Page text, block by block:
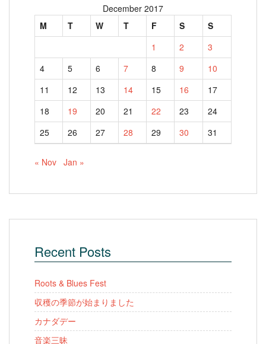
December 2017
M
T W T F S
S
1
2
3
4
5 6 7 8 9
10
11
12 13 14 15 16
17
18
19 20 21 22 23
24
25
26 27 28 29 30 31
« Nov Jan »
Recent Posts
Roots & Blues Fest
収穫の季節が始まりました
カナダデー
音楽三昧